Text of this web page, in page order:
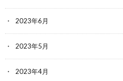
2023年6月
2023年5月
2023年4月